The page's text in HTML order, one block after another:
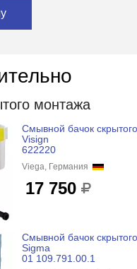
монтажа
Смывной бачок
Visign
622220
Viega, Германия
17 750
Смывной бачок
Sigma
01 109.791.00.1